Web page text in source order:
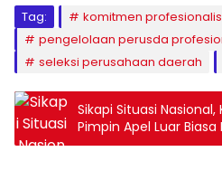
Tag:
komitmen
pengelolaan perusda
seleksi perusahaan daerah
Sikapi Situasi
Pimpin Apel Luar